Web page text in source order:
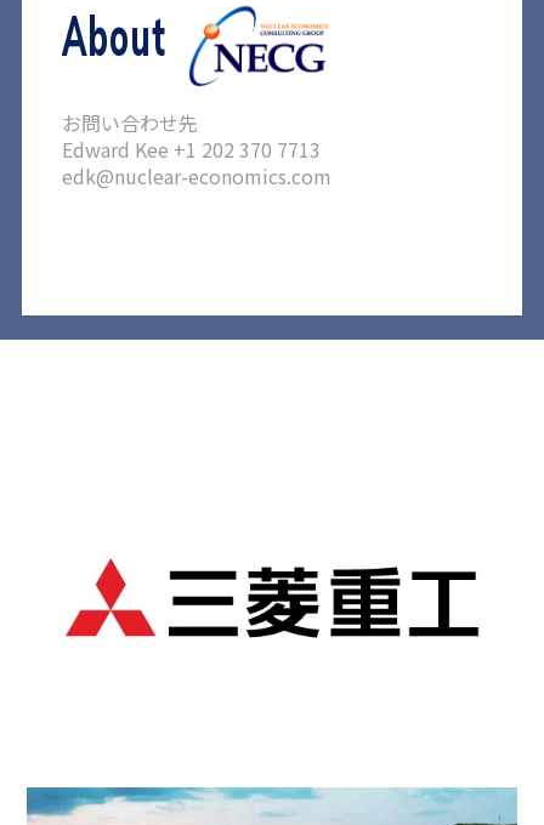
About
お問い合わせ先
Edward Kee +1 202 370 7713
edk@nuclear-economics.com